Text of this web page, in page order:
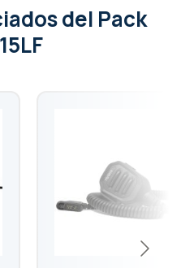
del Pack